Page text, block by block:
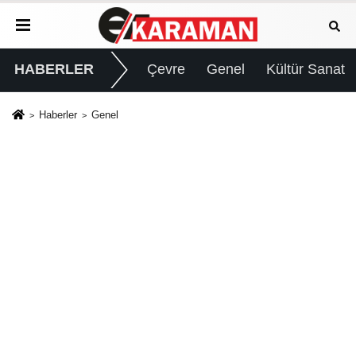
HABERLER Çevre Genel Kültür Sanat
Haberler Genel